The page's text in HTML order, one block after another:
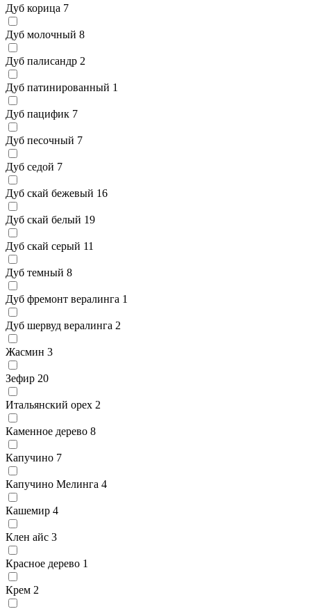
Дуб корица 7
Дуб молочный 8
Дуб палисандр 2
Дуб патинированный 1
Дуб пацифик 7
Дуб песочный 7
Дуб седой 7
Дуб скай бежевый 16
Дуб скай белый 19
Дуб скай серый 11
Дуб темный 8
Дуб фремонт вералинга 1
Дуб шервуд вералинга 2
Жасмин 3
Зефир 20
Итальянский орех 2
Каменное дерево 8
Капучино 7
Капучино Мелинга 4
Кашемир 4
Клен айс 3
Красное дерево 1
Крем 2